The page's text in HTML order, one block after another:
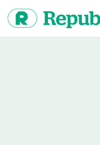
continut